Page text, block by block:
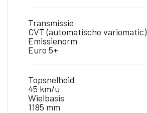
Transmissie
CVT (automatische variomatic)
Emissienorm
Euro 5+
Topsnelheid
45 km/u
Wielbasis
1185 mm